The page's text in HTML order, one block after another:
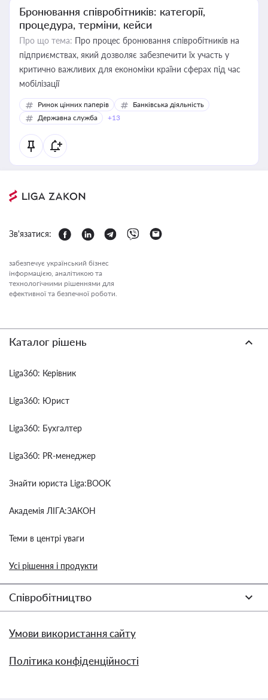
Бронювання співробітників: категорії,
процедура, терміни, кейси
Про що тема: Про процес бронювання співробітників на
підприємствах, який дозволяє забезпечити їх участь у
критично важливих для економіки країни сферах під час
мобілізації
Ринок цінних паперів
Банківська діяльність
Державна служба
+13
Зв'язатися:
забезпечує український бізнес
інформацією, аналітикою та
технологічними рішеннями для
ефективної та безпечної роботи.
Каталог рішень
Liga360: Керівник
Liga360: Юрист
Liga360: Бухгалтер
Liga360: PR-менеджер
Знайти юриста Liga:BOOK
Академія ЛІГА:ЗАКОН
Теми в центрі уваги
Усі рішення і продукти
Співробітництво
Умови використання сайту
Політика конфіденційності